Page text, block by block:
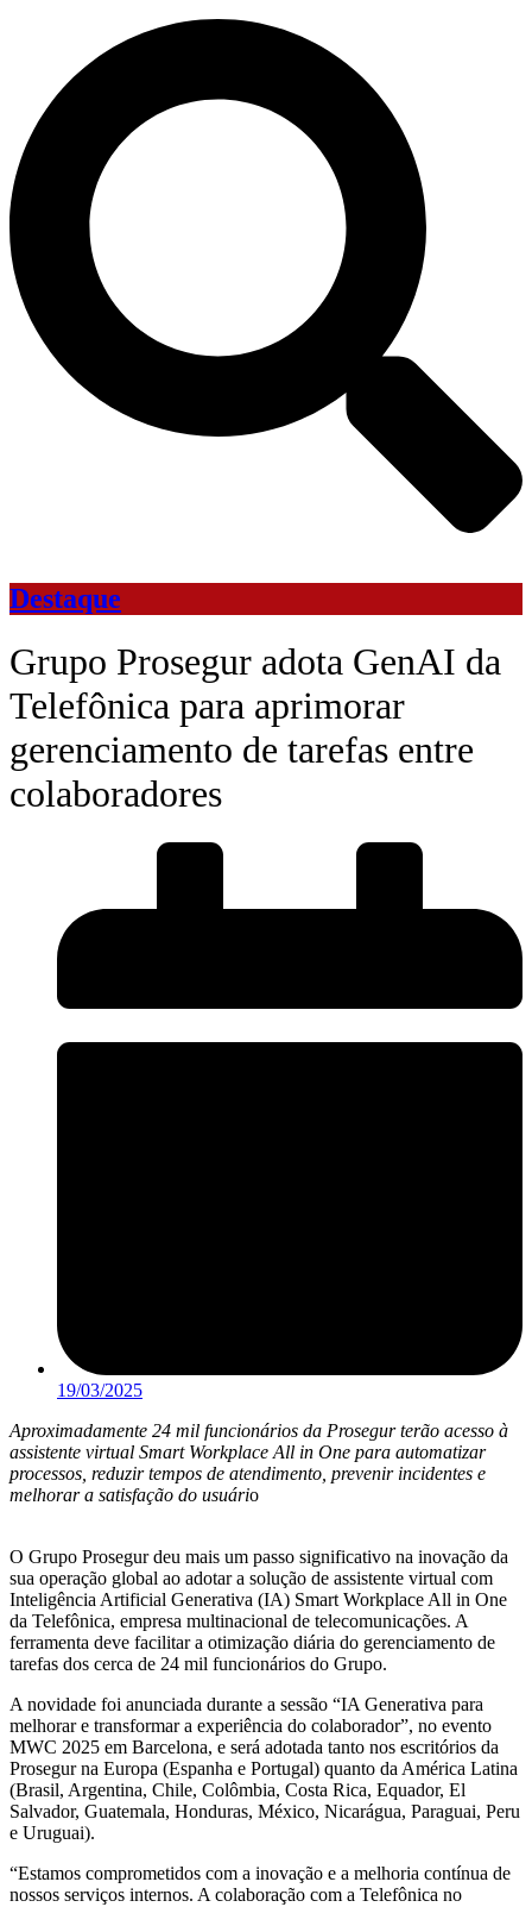
Destaque
Grupo Prosegur adota GenAI da
Telefônica para aprimorar
gerenciamento de tarefas entre
colaboradores
19/03/2025
Aproximadamente 24 mil funcionários da Prosegur terão acesso à
assistente virtual Smart Workplace All in One para automatizar
processos, reduzir tempos de atendimento, prevenir incidentes e
melhorar a satisfação do usuário
O Grupo Prosegur deu mais um passo significativo na inovação da
sua operação global ao adotar a solução de assistente virtual com
Inteligência Artificial Generativa (IA) Smart Workplace All in One
da Telefônica, empresa multinacional de telecomunicações. A
ferramenta deve facilitar a otimização diária do gerenciamento de
tarefas dos cerca de 24 mil funcionários do Grupo.
A novidade foi anunciada durante a sessão “IA Generativa para
melhorar e transformar a experiência do colaborador”, no evento
MWC 2025 em Barcelona, e será adotada tanto nos escritórios da
Prosegur na Europa (Espanha e Portugal) quanto da América Latina
(Brasil, Argentina, Chile, Colômbia, Costa Rica, Equador, El
Salvador, Guatemala, Honduras, México, Nicarágua, Paraguai, Peru
e Uruguai).
“Estamos comprometidos com a inovação e a melhoria contínua de
nossos serviços internos. A colaboração com a Telefônica no